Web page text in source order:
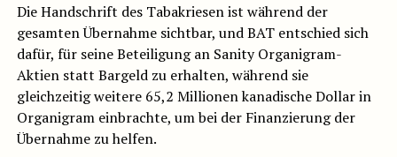
Die Handschrift des Tabakriesen ist während der
gesamten Übernahme sichtbar, und BAT entschied sich
dafür, für seine Beteiligung an Sanity Organigram-
Aktien statt Bargeld zu erhalten, während sie
gleichzeitig weitere 65,2 Millionen kanadische Dollar in
Organigram einbrachte, um bei der Finanzierung der
Übernahme zu helfen.